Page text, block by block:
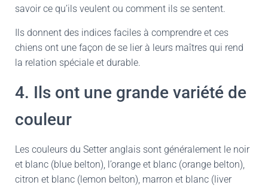
savoir ce qu’ils veulent ou comment ils se sentent.
Ils donnent des indices faciles à comprendre et ces
chiens ont une façon de se lier à leurs maîtres qui rend
la relation spéciale et durable.
4. Ils ont une grande variété de
couleur
Les couleurs du Setter anglais sont généralement le noir
et blanc (blue belton), l’orange et blanc (orange belton),
citron et blanc (lemon belton), marron et blanc (liver